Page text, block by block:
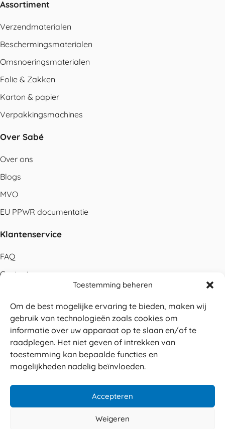
Toestemming beheren
Om de best mogelijke ervaring te bieden, maken wij
gebruik van technologieën zoals cookies om
informatie over uw apparaat op te slaan en/of te
raadplegen. Het niet geven of intrekken van
toestemming kan bepaalde functies en
mogelijkheden nadelig beïnvloeden.
Accepteren
Weigeren
Assortiment
Verzendmaterialen
Beschermingsmaterialen
Omsnoeringsmaterialen
Folie & Zakken
Karton & papier
Verpakkingsmachines
Over Sabé
Over ons
Blogs
MVO
EU PPWR documentatie
Klantenservice
FAQ
Contact
Betalen
Levering
Retouren
Service en garantie
Veilig betalen